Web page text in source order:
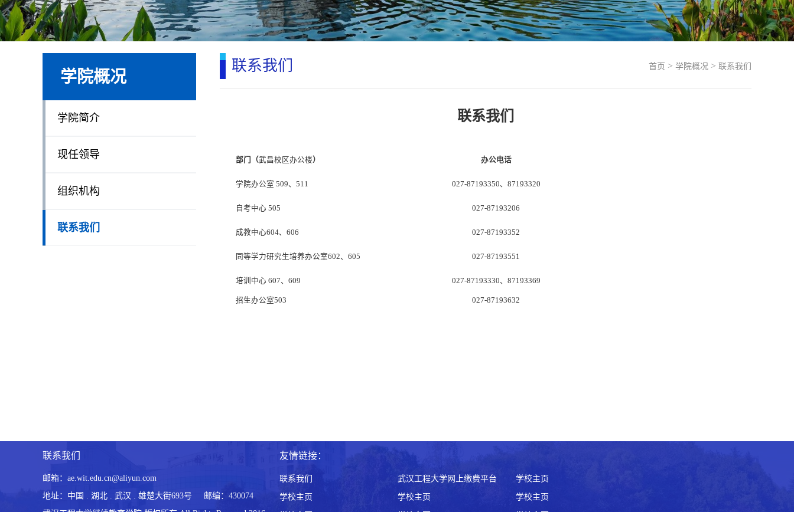
学院概况
学院简介
现任领导
组织机构
联系我们
联系我们 首页 > 学院概况 > 联系我们
联系我们
部门（武昌校区办公楼） 办公电话
学院办公室 509、511 027-87193350、87193320
自考中心 505 027-87193206
成教中心604、606 027-87193352
同等学力研究生培养办公室602、605 027-87193551
培训中心 607、609 027-87193330、87193369
招生办公室503 027-87193632
联系我们
邮箱：ae.wit.edu.cn@aliyun.com
地址：中国 . 湖北 . 武汉 . 雄楚大街693号 邮编：430074
友情链接：
联系我们 武汉工程大学网上缴费平台 学校主页
学校主页 学校主页 学校主页